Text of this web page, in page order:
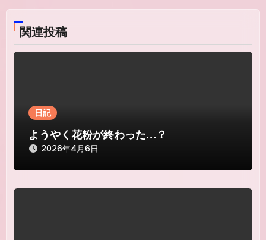
ゲ
ー
ン
関連投稿
日記
ようやく花粉が終わった…？
2026年4月6日